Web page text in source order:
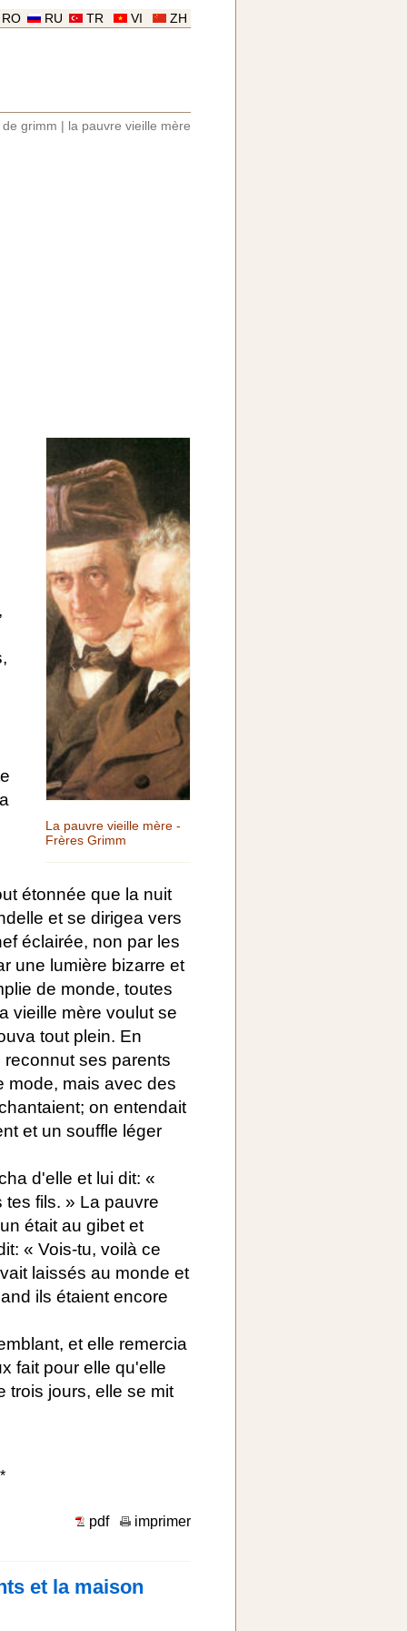
ZH
VI
TR
RU
RO
grimm la pauvre vieille mère
La pauvre vieille mère -
Frères Grimm
étonnée que la nuit
et se dirigea vers
éclairée, non par les
une lumière bizarre et
de monde, toutes
vieille mère voulut se
tout plein. En
ses parents
mode, mais avec des
on entendait
et un souffle léger
d'elle et lui dit: «
fils. » La pauvre
était au gibet et
« Vois-tu, voilà ce
laissés au monde et
ils étaient encore
et elle remercia
fait pour elle qu'elle
trois jours, elle se mit
pdf imprimer
et la maison